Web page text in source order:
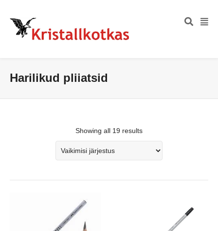
Harilikud pliiatsid
Showing all 19 results